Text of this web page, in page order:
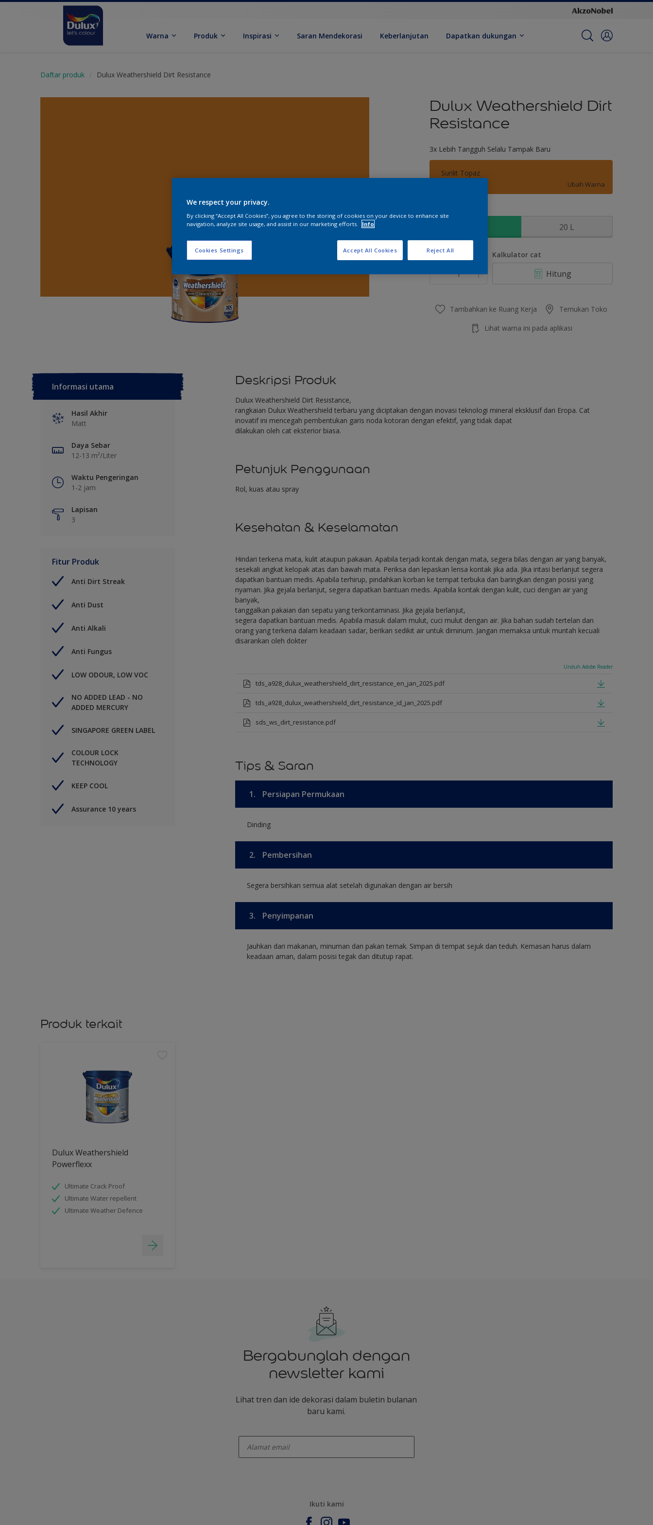
Warna Produk Inspirasi Saran Mendekorasi Keberlanjutan Dapatkan dukungan
Daftar produk Dulux Weathershield Dirt Resistance
Dulux Weathershield Dirt
Resistance
3x Lebih Tangguh Selalu Tampak Baru
Sunlit Topaz
Ubah Warna
20 L
Jumlah Kalkulator cat
Hitung
Tambahkan ke Ruang Kerja Temukan Toko
Lihat warna ini pada aplikasi
Informasi utama
Hasil Akhir
Matt
Daya Sebar
12-13 m²/Liter
Waktu Pengeringan
1-2 jam
Lapisan
3
Fitur Produk
Anti Dirt Streak
Anti Dust
Anti Alkali
Anti Fungus
LOW ODOUR, LOW VOC
NO ADDED LEAD - NO
ADDED MERCURY
SINGAPORE GREEN LABEL
COLOUR LOCK
TECHNOLOGY
KEEP COOL
Assurance 10 years
Deskripsi Produk
Dulux Weathershield Dirt Resistance,
rangkaian Dulux Weathershield terbaru yang diciptakan dengan inovasi teknologi mineral eksklusif dari Eropa. Cat
inovatif ini mencegah pembentukan garis noda kotoran dengan efektif, yang tidak dapat
dilakukan oleh cat eksterior biasa.
Petunjuk Penggunaan
Rol, kuas atau spray
Kesehatan & Keselamatan
Hindari terkena mata, kulit ataupun pakaian. Apabila terjadi kontak dengan mata, segera bilas dengan air yang banyak,
sesekali angkat kelopak atas dan bawah mata. Periksa dan lepaskan lensa kontak jika ada. Jika iritasi berlanjut segera
dapatkan bantuan medis. Apabila terhirup, pindahkan korban ke tempat terbuka dan baringkan dengan posisi yang
nyaman. Jika gejala berlanjut, segera dapatkan bantuan medis. Apabila kontak dengan kulit, cuci dengan air yang
banyak,
tanggalkan pakaian dan sepatu yang terkontaminasi. Jika gejala berlanjut,
segera dapatkan bantuan medis. Apabila masuk dalam mulut, cuci mulut dengan air. Jika bahan sudah tertelan dan
orang yang terkena dalam keadaan sadar, berikan sedikit air untuk diminum. Jangan memaksa untuk muntah kecuali
disarankan oleh dokter
Unduh Adobe Reader
tds_a928_dulux_weathershield_dirt_resistance_en_jan_2025.pdf
tds_a928_dulux_weathershield_dirt_resistance_id_jan_2025.pdf
sds_ws_dirt_resistance.pdf
Tips & Saran
1. Persiapan Permukaan
Dinding
2. Pembersihan
Segera bersihkan semua alat setelah digunakan dengan air bersih
3. Penyimpanan
Jauhkan dari makanan, minuman dan pakan ternak. Simpan di tempat sejuk dan teduh. Kemasan harus dalam
keadaan aman, dalam posisi tegak dan ditutup rapat.
Produk terkait
Dulux Weathershield
Powerflexx
Ultimate Crack Proof
Ultimate Water repellent
Ultimate Weather Defence
Bergabunglah dengan
newsletter kami
Lihat tren dan ide dekorasi dalam buletin bulanan
baru kami.
Ikuti kami
We respect your privacy.
By clicking “Accept All Cookies”, you agree to the storing of cookies on your device to enhance site
navigation, analyze site usage, and assist in our marketing efforts.
Info
Cookies Settings Reject All
Accept All Cookies